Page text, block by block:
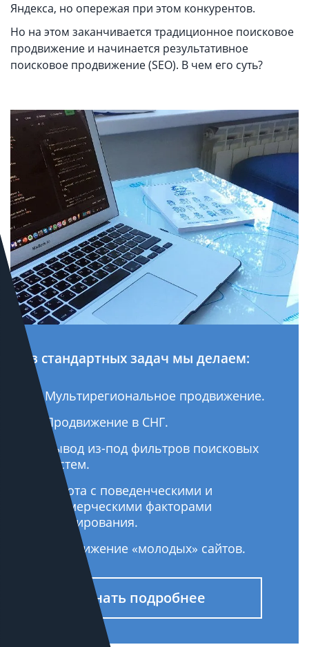
Яндекса, но опережая при этом конкурентов.
Но на этом заканчивается традиционное поисковое
продвижение и начинается результативное
поисковое продвижение (SEO). В чем его суть?
Из стандартных задач мы делаем:
Мультирегиональное продвижение.
Продвижение в СНГ.
Вывод из-под фильтров поисковых
систем.
Работа с поведенческими и
коммерческими факторами
ранжирования.
Продвижение «молодых» сайтов.
Узнать подробнее